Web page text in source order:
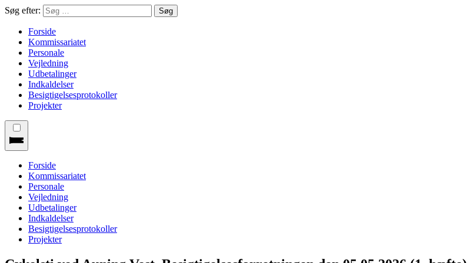
Søg efter:
Forside
Kommissariatet
Personale
Vejledning
Udbetalinger
Indkaldelser
Besigtigelsesprotokoller
Projekter
Forside
Kommissariatet
Personale
Vejledning
Udbetalinger
Indkaldelser
Besigtigelsesprotokoller
Projekter